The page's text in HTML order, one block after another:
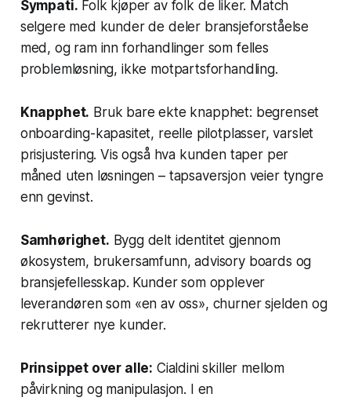
Sympati. Folk kjøper av folk de liker. Match
selgere med kunder de deler bransjeforståelse
med, og ram inn forhandlinger som felles
problemløsning, ikke motpartsforhandling.
Knapphet. Bruk bare ekte knapphet: begrenset
onboarding-kapasitet, reelle pilotplasser, varslet
prisjustering. Vis også hva kunden taper per
måned uten løsningen – tapsaversjon veier tyngre
enn gevinst.
Samhørighet. Bygg delt identitet gjennom
økosystem, brukersamfunn, advisory boards og
bransjefellesskap. Kunder som opplever
leverandøren som «en av oss», churner sjelden og
rekrutterer nye kunder.
Prinsippet over alle: Cialdini skiller mellom
påvirkning og manipulasjon. I en